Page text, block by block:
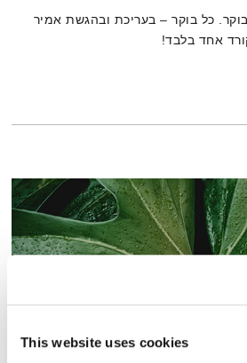
This website uses cookies
כל בוקר – בעריכת ובהגשת אמיר
אחד בלבד!